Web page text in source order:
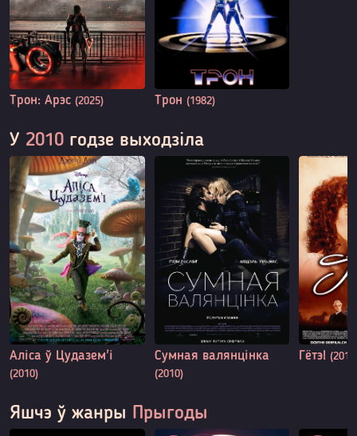
Трон: Арэс (2025) Трон (1982)
У 2010 годзе выходзіла
Аліса ў Цудазем'і
(2010)
Сумная валянцінка
(2010)
Гётэ!
Яшчэ ў жанры Прыгоды